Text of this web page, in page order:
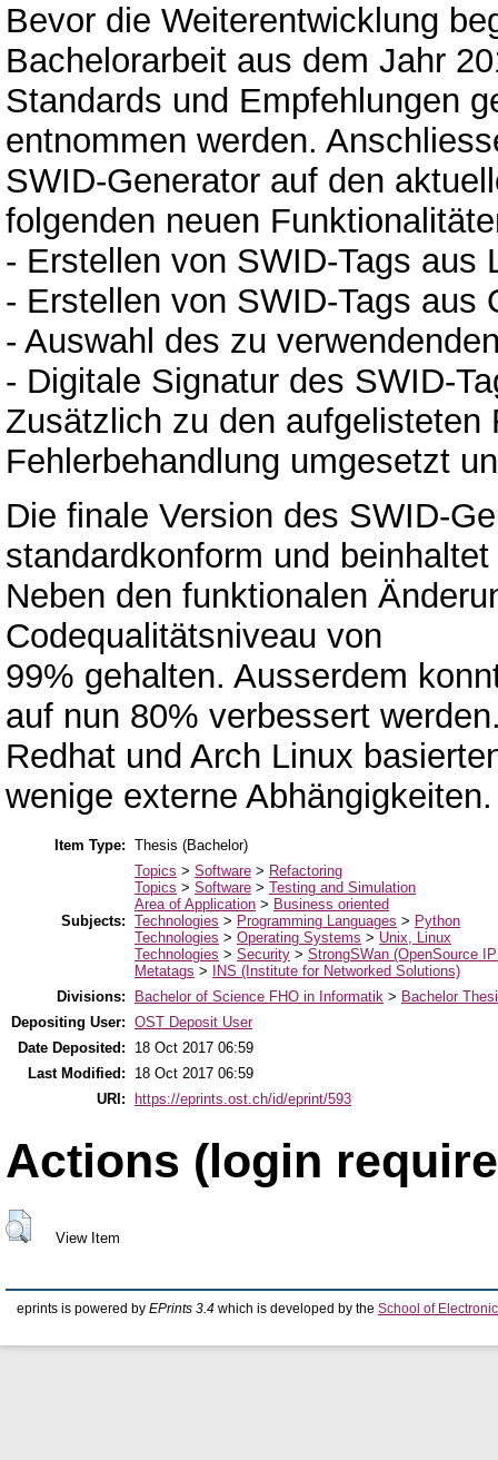
Bevor die Weiterentwicklung
Bachelorarbeit aus dem Jahr
Standards und Empfehlungen
entnommen werden.
SWID-Generator auf den
folgenden neuen
- Erstellen von SWID-Tags aus
- Erstellen von SWID-Tags aus
- Auswahl des zu
- Digitale Signatur des SWID-
Zusätzlich zu den
Fehlerbehandlung umgesetzt
Die finale Version des SWID-
standardkonform und
Neben den funktionalen
Codequalitätsniveau von
99% gehalten. Ausserdem
auf nun 80% verbessert
Redhat und Arch Linux
wenige externe Abhängigkeiten.
Item Type: Thesis (Bachelor)
Subjects:
Topics > Software > Refactoring
Topics > Software > Testing and Simulation
Area of Application > Business oriented
Technologies > Programming Languages > Python
Technologies > Operating Systems > Unix, Linux
Technologies > Security > StrongSWan (OpenSource
Metatags >
INS (Institute for Networked Solutions)
Divisions:
Bachelor of Science FHO in Informatik > Bachelor
Depositing User: OST Deposit User
Date Deposited:
18 Oct 2017 06:59
Last Modified:
18 Oct 2017 06:59
URI:
https://eprints.ost.ch/id/eprint/593
Actions (login
View Item
eprints is powered by EPrints 3.4 which is developed by the School of